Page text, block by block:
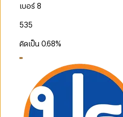
เบอร์ 8
535
คิดเป็น0.68%